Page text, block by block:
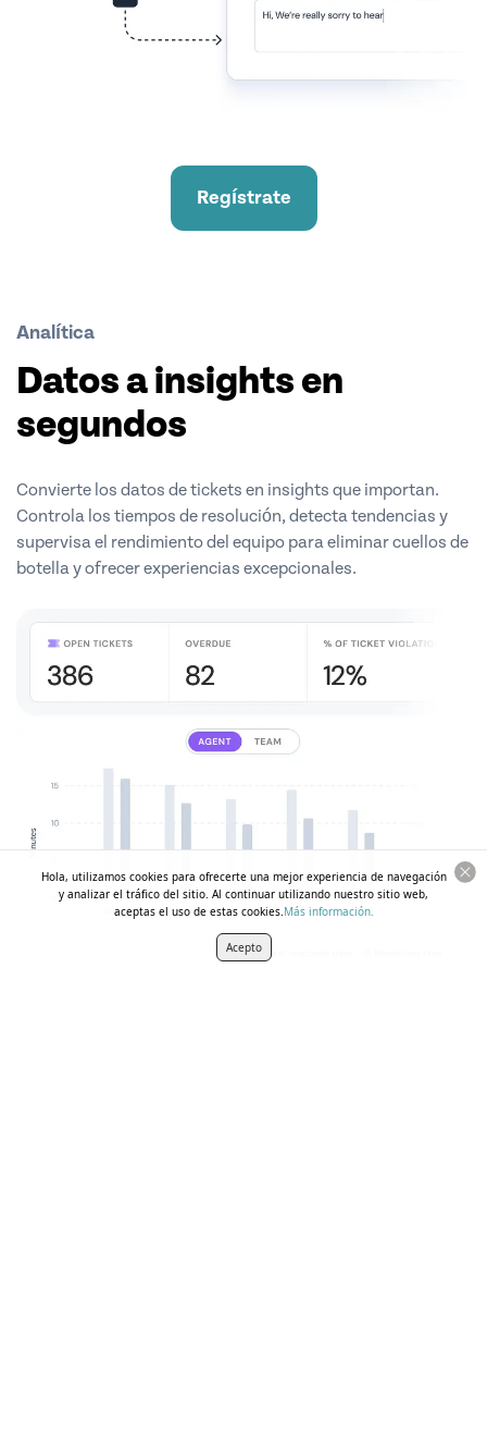
Regístrate
Analítica
Datos a insights en
segundos
Convierte los datos de tickets en insights que importan.
Controla los tiempos de resolución, detecta tendencias y
supervisa el rendimiento del equipo para eliminar cuellos de
botella y ofrecer experiencias excepcionales.
Hola, utilizamos cookies para ofrecerte una mejor experiencia de navegación
y analizar el tráfico del sitio. Al continuar utilizando nuestro sitio web,
aceptas el uso de estas cookies.Más información.
Acepto